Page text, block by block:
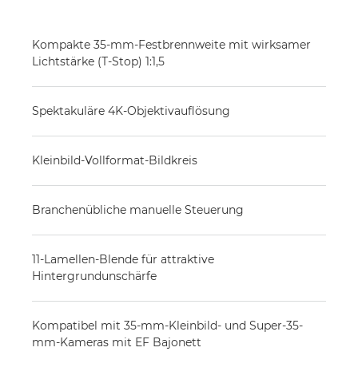
Kompakte 35-mm-Festbrennweite mit wirksamer
Lichtstärke (T-Stop) 1:1,5
Spektakuläre 4K-Objektivauflösung
Kleinbild-Vollformat-Bildkreis
Branchenübliche manuelle Steuerung
11-Lamellen-Blende für attraktive
Hintergrundunschärfe
Kompatibel mit 35-mm-Kleinbild- und Super-35-
mm-Kameras mit EF Bajonett